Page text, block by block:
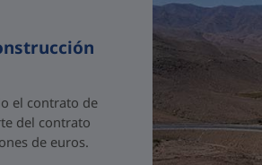
el contrato de
del contrato
de euros.